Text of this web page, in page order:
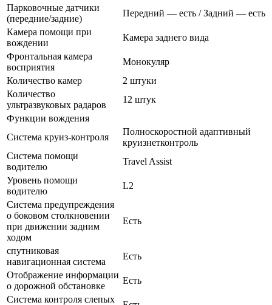
Парковочные датчики
(передние/задние)
Передний — есть / Задний — есть
Камера помощи при
вождении
Камера заднего вида
Фронтальная камера
восприятия
Монокуляр
Количество камер
2 штуки
Количество
ультразвуковых радаров
12 штук
Функции вождения
Система круиз-контроля
Полноскоростной адаптивный
круизнетконтроль
Система помощи
водителю
Travel Assist
Уровень помощи
водителю
L2
Система предупреждения
о боковом столкновении
при движении задним
ходом
Есть
спутниковая
навигационная система
Есть
Отображение информации
о дорожной обстановке
Есть
Система контроля слепых